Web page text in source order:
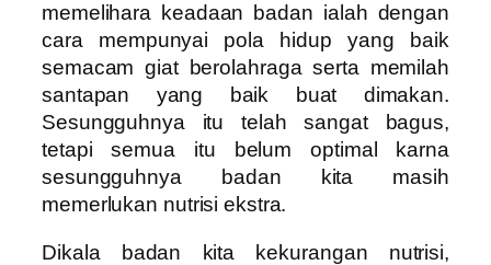
memelihara keadaan badan ialah dengan
cara mempunyai pola hidup yang baik
semacam giat berolahraga serta memilah
santapan yang baik buat dimakan.
Sesungguhnya itu telah sangat bagus,
tetapi semua itu belum optimal karna
sesungguhnya badan kita masih
memerlukan nutrisi ekstra.
Dikala badan kita kekurangan nutrisi,